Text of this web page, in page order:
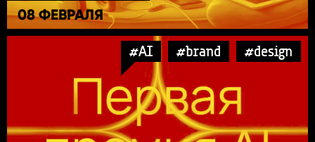
08 ФЕВРАЛЯ
#AI #brand #design